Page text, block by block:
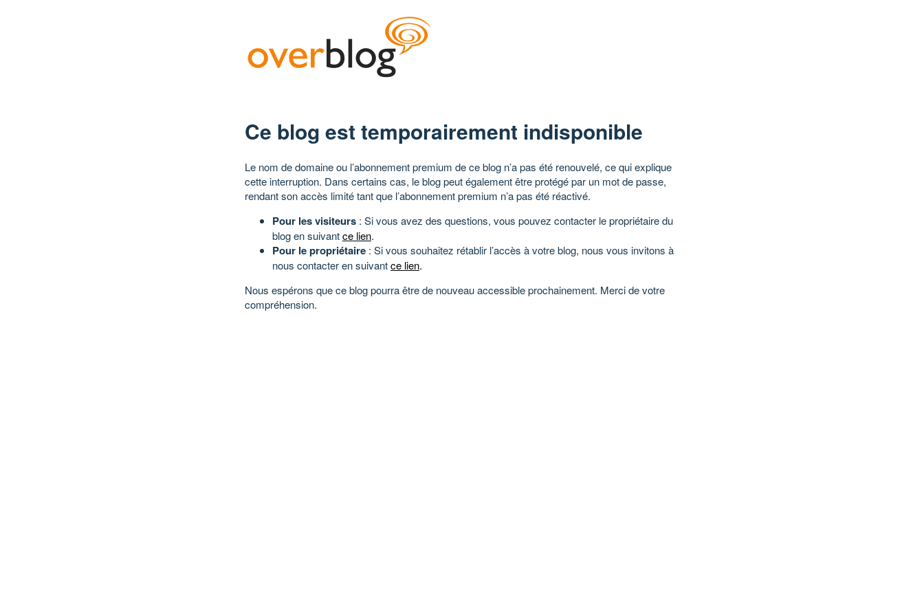
Ce blog est temporairement indisponible
Le nom de domaine ou l’abonnement premium de ce blog n’a pas été renouvelé, ce qui explique
cette interruption. Dans certains cas, le blog peut également être protégé par un mot de passe,
rendant son accès limité tant que l’abonnement premium n’a pas été réactivé.
Pour les visiteurs : Si vous avez des questions, vous pouvez contacter le propriétaire du
blog en suivantce lien.
Pour le propriétaire : Si vous souhaitez rétablir l’accès à votre blog, nous vous invitons à
nous contacter en suivantce lien.
Nous espérons que ce blog pourra être de nouveau accessible prochainement. Merci de votre
compréhension.